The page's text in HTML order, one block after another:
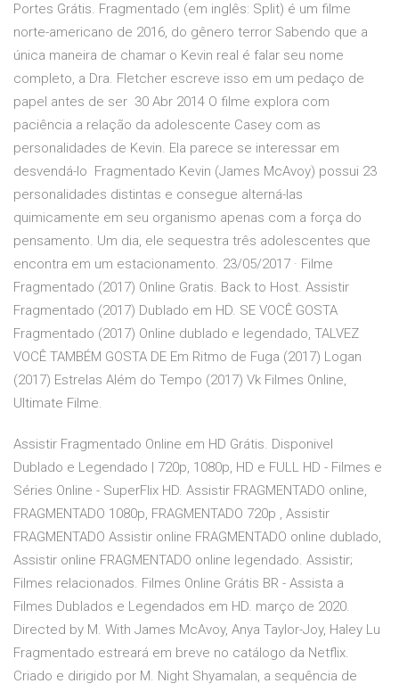
Portes Grátis. Fragmentado (em inglês: Split) é um filme
norte-americano de 2016, do gênero terror Sabendo que a
única maneira de chamar o Kevin real é falar seu nome
completo, a Dra. Fletcher escreve isso em um pedaço de
papel antes de ser 30 Abr 2014 O filme explora com
paciência a relação da adolescente Casey com as
personalidades de Kevin. Ela parece se interessar em
desvendá-lo Fragmentado Kevin (James McAvoy) possui 23
personalidades distintas e consegue alterná-las
quimicamente em seu organismo apenas com a força do
pensamento. Um dia, ele sequestra três adolescentes que
encontra em um estacionamento. 23/05/2017 · Filme
Fragmentado (2017) Online Gratis. Back to Host. Assistir
Fragmentado (2017) Dublado em HD. SE VOCÊ GOSTA
Fragmentado (2017) Online dublado e legendado, TALVEZ
VOCÊ TAMBÉM GOSTA DE Em Ritmo de Fuga (2017) Logan
(2017) Estrelas Além do Tempo (2017) Vk Filmes Online,
Ultimate Filme.
Assistir Fragmentado Online em HD Grátis. Disponivel
Dublado e Legendado | 720p, 1080p, HD e FULL HD - Filmes e
Séries Online - SuperFlix HD. Assistir FRAGMENTADO online,
FRAGMENTADO 1080p, FRAGMENTADO 720p , Assistir
FRAGMENTADO Assistir online FRAGMENTADO online dublado,
Assistir online FRAGMENTADO online legendado. Assistir;
Filmes relacionados. Filmes Online Grátis BR - Assista a
Filmes Dublados e Legendados em HD. março de 2020.
Directed by M. With James McAvoy, Anya Taylor-Joy, Haley Lu
Fragmentado estreará em breve no catálogo da Netflix.
Criado e dirigido por M. Night Shyamalan, a sequência de